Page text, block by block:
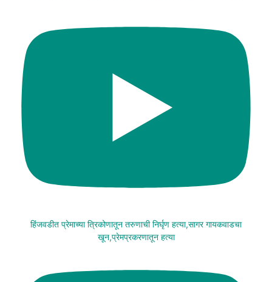
हिंजवडीत प्रेमाच्या त्रिकोणातून तरुणाची निर्घृण हत्या,सागर गायकवाडचा
खून,प्रेमप्रकरणातून हत्या